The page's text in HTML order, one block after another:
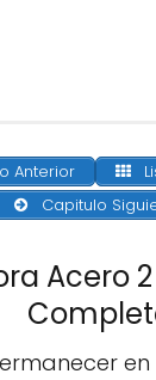
Anterior
Capitulo
Acero